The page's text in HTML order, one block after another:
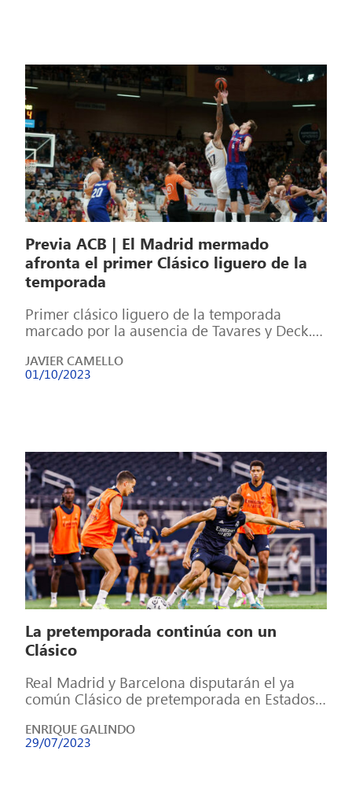
Previa ACB | El Madrid mermado
afronta el primer Clásico liguero de la
temporada
Primer clásico liguero de la temporada
marcado por la ausencia de Tavares y Deck.
JAVIER CAMELLO
01/10/2023
La pretemporada continúa con un
Clásico
Real Madrid y Barcelona disputarán el ya
común Clásico de pretemporada en Estados
ENRIQUE GALINDO
29/07/2023